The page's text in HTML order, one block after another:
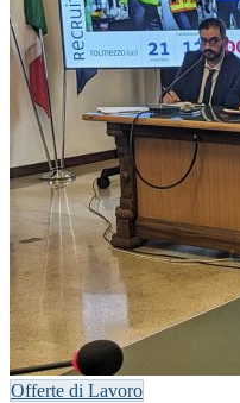
Offerte di Lavoro